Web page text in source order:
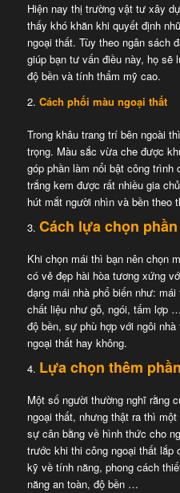
Hiện nay thị trường vật tư xây
thấy khó khăn khi quyết định
ngoại thất. Tùy theo ngân sách
giúp bạn tư vấn điều này, họ sẽ
độ bền và tính thẩm mỹ cao.
Cách phối màu ngoại thất
Trong khâu trang trí bên ngoài
trọng. Màu sắc vừa che được
góp phần làm nổi bật công trình
trắng kem được rất nhiều gia
hút mắt người nhìn và bền theo
Cách lựa chọn
Khi chọn mái thì bạn nên chọn
có vẻ đẹp hài hòa tương xứng
dạng mái nhà phổ biến như:
chất liệu như gỗ, ngói, tấm lợp
độ bền, sự phù hợp với ngôi
ngoại thất hay không.
Lựa chọn thêm
Một số người thường nghĩ rằng
ngoại thất, nhưng thật ra thì
sự cân bằng về hình thức cho
trước khi thi công ngoại thất lắp
kỹ về tính năng, phong cách
năng an toàn, độ bền …